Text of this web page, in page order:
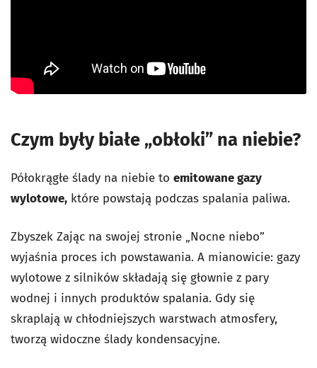
Czym były białe „obłoki” na niebie?
Półokrągłe ślady na niebie to emitowane gazy
wylotowe, które powstają podczas spalania paliwa.
Zbyszek Zając na swojej stronie „Nocne niebo”
wyjaśnia proces ich powstawania. A mianowicie: gazy
wylotowe z silników składają się głownie z pary
wodnej i innych produktów spalania. Gdy się
skraplają w chłodniejszych warstwach atmosfery,
tworzą widoczne ślady kondensacyjne.